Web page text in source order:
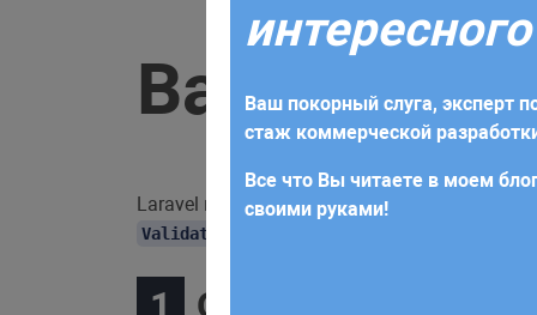
Валидация
Laravel предоставляет несколько
ValidatesRequests , который
Определение
Для начала сотрудничества
получите коммерческое
требований и поставленных
Ваш покорный слуга, эксперт
стаж коммерческой
Все что Вы читаете в моем
своими руками!